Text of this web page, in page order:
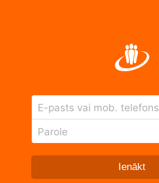
E-pasts vai mob. telefons
Parole
Ienākt